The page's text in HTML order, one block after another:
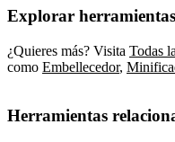
Explorar
¿Quieres más? Visita Todas
como Embellecedor,
Herramientas